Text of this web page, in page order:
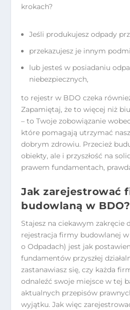
krokach?
Jeśli produkujesz odpady
przekazujesz je innym
lub jesteś w posiadaniu
niebezpiecznych,
to rejestr w BDO czeka
Zapamiętaj, że to więcej niż
– to Twoje zobowiązanie
które pomagają utrzymać
dobrym zdrowiu. Przecież
obiekty, ale i przyszłość na
prawem fundamentach,
Jak zarejestrować
budowlaną w BDO?
Stajesz na ciekawym zakręcie
rejestracja firmy budowlanej
o Odpadach) jest jak
fundamentów przyszłej
zastanawiasz się, czy każda
odnaleźć swoje miejsce w tej
aktualnych przepisów
wyjątku. Jak więc